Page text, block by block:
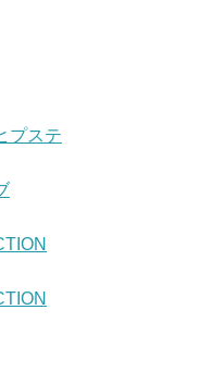
プステ